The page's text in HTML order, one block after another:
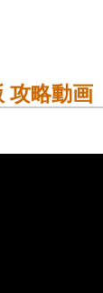
攻略動画